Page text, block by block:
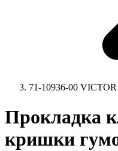
71-10936-00
Прокладка
кришки